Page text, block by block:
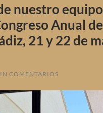
nuestro
Anual
21 y 22 de
COMENTARIOS